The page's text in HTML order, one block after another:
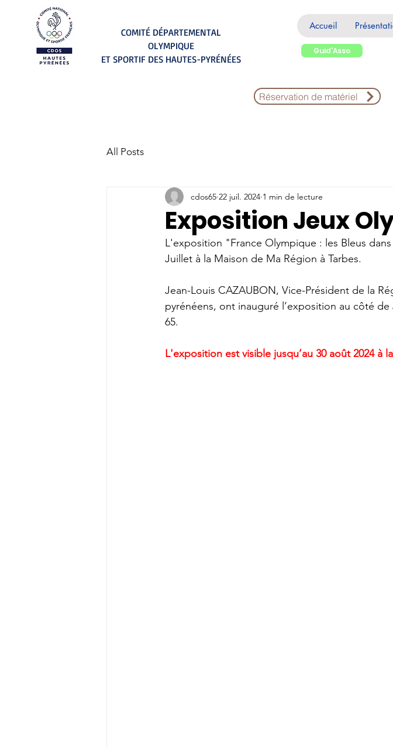
Accueil
Guid'Asso
COMITÉ DÉPARTEMENTAL
OLYMPIQUE
ET SPORTIF DES HAUTES-PYRÉNÉES
Réservation de matériel
All Posts
Exposition Jeux
cdos65 22 juil. 2024 1 min de lecture
L'exposition "France Olympique : les Bleus
Juillet à la Maison de Ma Région à Tarbes.
Jean-Louis CAZAUBON, Vice-Président de la
pyrénéens, ont inauguré l’exposition au côté de
65.
L'exposition est visible jusqu’au 30 août 2024 à